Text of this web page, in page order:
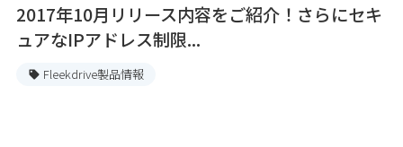
2017年10月リリース内容をご紹介！さらにセキ
ュアなIPアドレス制限...
Fleekdrive製品情報